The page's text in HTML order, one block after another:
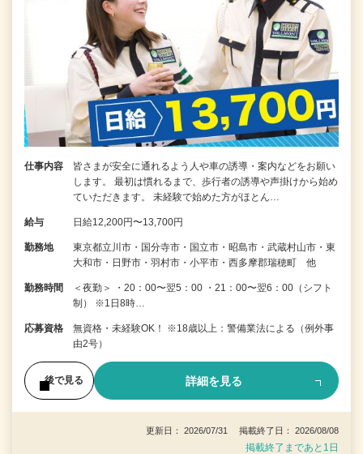
仕事内容
皆さまが安全に通れるよう人や車の誘導・案内などをお願い
します。 最初は慣れるまで、歩行者の誘導や声掛けから始め
ていただきます。 未経験で始めた方がほとん…
給与 日給12,200円〜13,700円
勤務地
東京都立川市・国分寺市・国立市・昭島市・武蔵村山市・東
大和市・日野市・羽村市・小平市・西多摩郡瑞穂町 他
勤務時間
＜夜勤＞ ・20：00〜翌5：00 ・21：00〜翌6：00（シフト
制） ※1日8時…
応募資格
無資格・未経験OK！ ※18歳以上：警備業法による（例外事
由2号）
後で見る 詳細を見る
更新日： 2026/07/31 掲載終了日： 2026/08/08
掲載終了まであと1日